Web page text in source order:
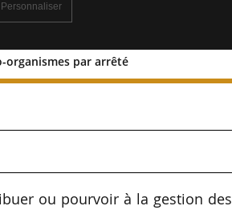
organismes par arrêté
charges des éco-
ou pourvoir à la gestion des
Personnaliser